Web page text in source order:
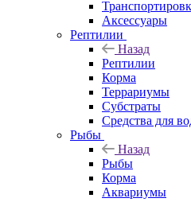
Аксессуары
Рептилии
Назад
Рептилии
Корма
Террариумы
Субстраты
Средства для
Рыбы
Назад
Рыбы
Корма
Аквариумы